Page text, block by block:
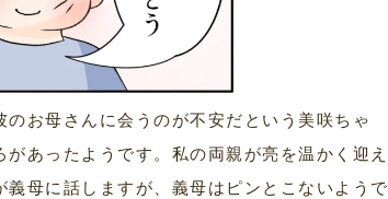
お母さんに会うのが不安だという美咲ちゃ
あったようです。私の両親が亮を温かく迎え
母に話しますが、義母はピンとこないようで